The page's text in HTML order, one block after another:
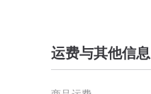
运费与其他信息